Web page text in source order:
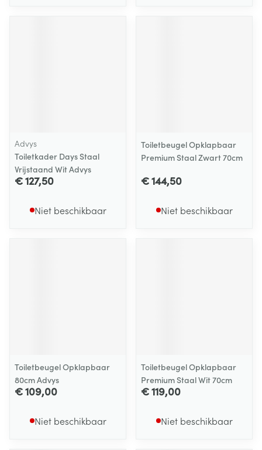
Advys
Toiletkader Days Staal
Vrijstaand Wit Advys
€ 127,50
Niet beschikbaar
Toiletbeugel Opklapbaar
Premium Staal Zwart 70cm
€ 144,50
Niet beschikbaar
Toiletbeugel Opklapbaar
80cm Advys
€ 109,00
Niet beschikbaar
Toiletbeugel Opklapbaar
Premium Staal Wit 70cm
€ 119,00
Niet beschikbaar